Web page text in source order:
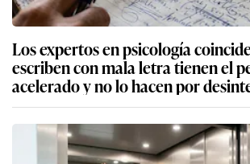
Los expertos en psicología
escriben con mala letra tienen el
acelerado y no lo hacen por